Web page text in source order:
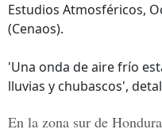
Estudios Atmosféricos,
(Cenaos).
'Una onda de aire frío
lluvias y chubascos',
En la zona sur de